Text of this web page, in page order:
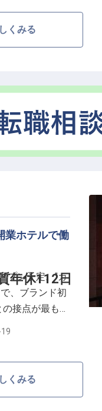
験必須
の知見があれ
複合的な体験価
を整理しなが
交通費月3万
くみる
年休112日
業ホテルで働
プン予定。"カ
、ブランド初
接点が最も多
ず、街の魅力
く役割を担い
くみる